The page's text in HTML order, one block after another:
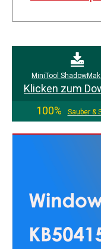
MiniTool
Klicken zum
100%
Sauber &